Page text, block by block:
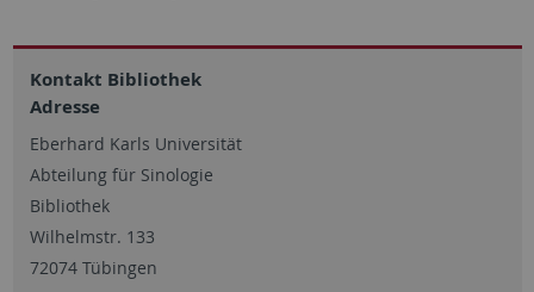
Kontakt Bibliothek
Adresse
Eberhard Karls Universität
Abteilung für Sinologie
Bibliothek
Wilhelmstr. 133
72074 Tübingen